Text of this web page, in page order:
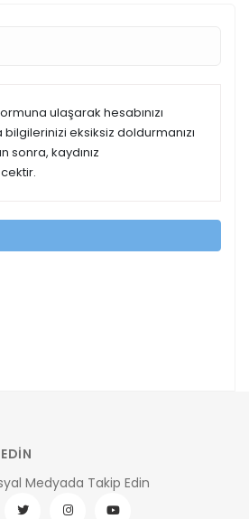
ulaşarak hesabınızı
eksiksiz doldurmanızı
kaydınız
Medyada Takip Edin